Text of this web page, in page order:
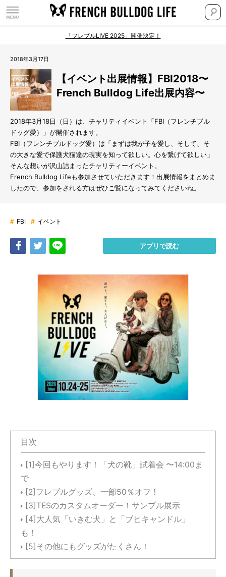
「フレブルLIVE 2025」開催決定！
2018年3月17日
【イベント出展情報】FBI2018〜
French Bulldog Life出展内容〜
2018年3月18日（日）は、チャリティイベント「FBI（フレンチブル
ドッグ愛）」が開催されます。
FBI（フレンチブルドッグ愛）は「まずは我が子を愛し、そして、そ
の大きな愛で保護犬猫達の現実を知って欲しい。心を繋げて欲しい」
そんな想いが沢山詰まったチャリティーイベント。
French Bulldog Lifeも参加させていただきます！出展情報をまとめま
したので、参加をされる方はぜひご覧になってみてくださいね。
# FBI # イベント
Share Tweet アプリで読む
目次
[1]今回もやります！「犬の靴」試着会 〜14:00ま
で
[2]フレブルグッズ、一部50％オフ！
[3]TESのカスタムオーダー！サンプル展示
[4]大人気「いきむ犬」と「ブヒキャンドル」
も！
[5]その他にもグッズがたくさん！